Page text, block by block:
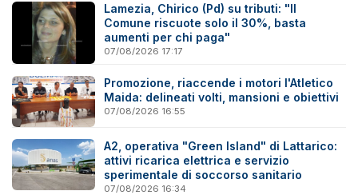
Lamezia, Chirico (Pd) su tributi: "Il
Comune riscuote solo il 30%, basta
aumenti per chi paga"
07/08/2026 17:17
Promozione, riaccende i motori l'Atletico
Maida: delineati volti, mansioni e obiettivi
07/08/2026 16:55
A2, operativa "Green Island" di Lattarico:
attivi ricarica elettrica e servizio
sperimentale di soccorso sanitario
07/08/2026 16:34